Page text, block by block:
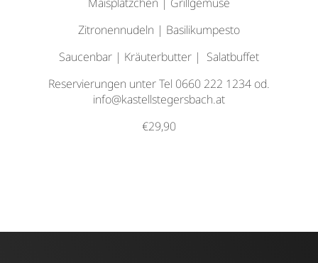
Zitronennudeln | Basilikumpesto
Saucenbar | Kräuterbutter | Salatbuffet
Reservierungen unter Tel 0660 222 1234 od.
info@kastellstegersbach.at
€29,90